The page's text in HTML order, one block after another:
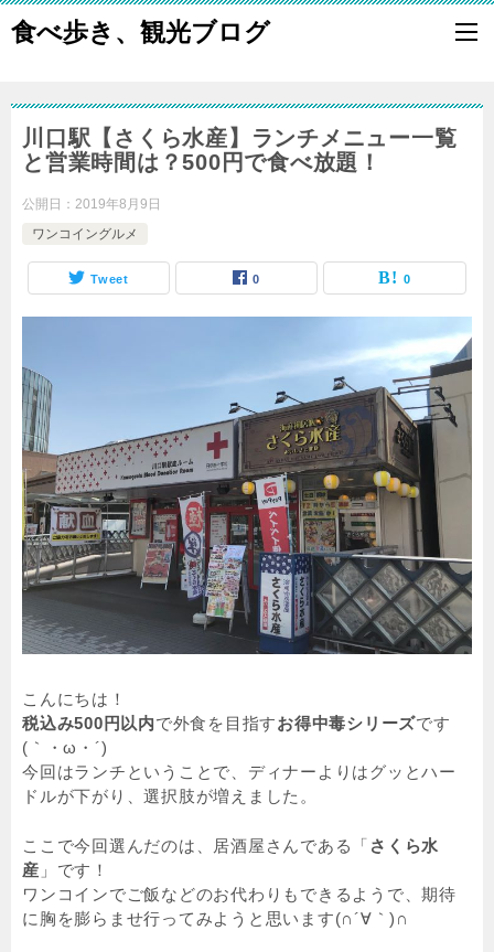
食べ歩き、観光ブログ
川口駅【さくら水産】ランチメニュー一覧
と営業時間は？500円で食べ放題！
公開日： 2019年8月9日
ワンコイングルメ
Tweet 0 0
こんにちは！
税込み500円以内で外食を目指すお得中毒シリーズです
(｀・ω・´)
今回はランチということで、ディナーよりはグッとハー
ドルが下がり、選択肢が増えました。
ここで今回選んだのは、居酒屋さんである「 さくら水
産 」です！
ワンコインでご飯などのお代わりもできるようで、期待
に胸を膨らませ行ってみようと思います(∩´∀｀)∩